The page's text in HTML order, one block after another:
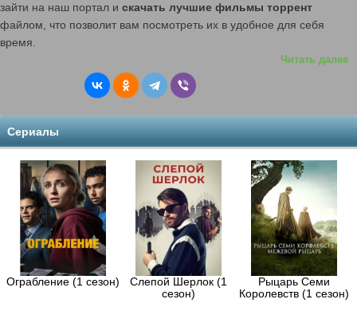
просто показывает зрелищные драки —
он раскрывает персонажей, даёт им
ставку на эмоциональную вовлечённость
зрителя.
выполнены на высочайшем уровне.
способности бойцов и атмосфера
вселенского конфликта создают эффект
полного погружения. «Мортал Комбат 2»
удаётся то, к чему стремятся многие
экранизации игр: он не просто копирует
оригинал, а оживляет его, предлагая
захватывающее приключение с
характером.
зайти на наш портал и скачать лучшие фильмы торрент
файлом, что позволит вам посмотреть их в удобное для себя
время.
Читать далее
Сериалы
Ограбление (1 сезон)
Слепой Шерлок (1
сезон)
Рыцарь Семи
Королевств (1 сезон)